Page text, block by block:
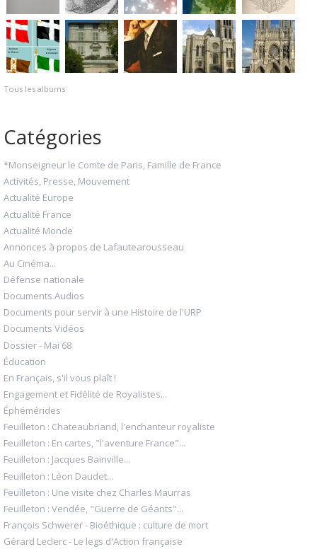
Tous les albums
Catégories
*Monseigneur le Comte de Paris, Famille de France
Activités, Presse, Mouvement
Actualité Europe
Actualité France
Actualité Monde
Annonces à propos de Lafautearousseau
Au Cinéma...
Défense nationale
Documents Audios
Documents pour servir à une Histoire de l'URP
Documents Vidéos
Dossier - Mai 68
Éducation
En Français, s'il vous plaît !
Engagement et Fidélité de Royalistes...
Éphémérides
Feuilleton : Chateaubriand, l'enchanteur royaliste
Feuilleton : En cartes, "l'aventure France"...
Feuilleton : Jacques Bainville...
Feuilleton : Léon Daudet...
Feuilleton : Une visite chez Charles Maurras
Feuilleton : Vendée, "Guerre de Géants"...
François Schwerer - Bioéthique : culture de mort
Gérard Leclerc - Le legs d'Action française